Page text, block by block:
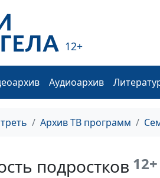
12+
Аудиоархив
Архив ТВ программ
подростков 12+